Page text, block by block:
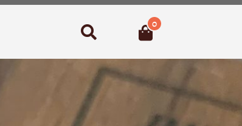
Suchen 0